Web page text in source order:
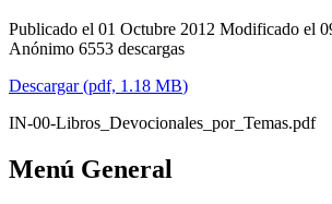
Publicado el 01 Octubre 2012 Modificado el
Anónimo 6553 descargas
Descargar(pdf, 1.18 MB)
IN-00-Libros_Devocionales_por_Temas.pdf
Menú General